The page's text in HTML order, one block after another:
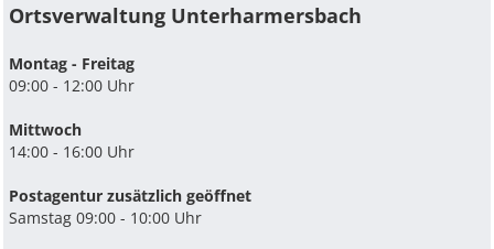
Ortsverwaltung Unterharmersbach
Montag - Freitag
09:00 - 12:00 Uhr
Mittwoch
14:00 - 16:00 Uhr
Postagentur zusätzlich geöffnet
Samstag 09:00 - 10:00 Uhr